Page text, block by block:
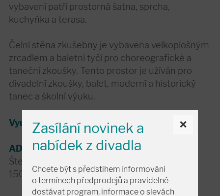
vybavení patří prostorná šatna, sprcha,
kuchyňka a terasa.
Čelní stěna zkušebny je vybavena velkoplošným
zrcadlem a baletní tyčí pro choreografické a
taneční zkoušky. Tento prostor je užíván pro
divadelní zkoušky, balet, moderní a historický
tanec a školní výuku.
Využitelná plocha zkušebny je 80 m2.
ADRESA:
Štefánikova 57 (3. patro)
150 00 Praha 5
×
Zasílání novinek a
nabídek z divadla
Chcete být s předstihem informováni
o termínech předprodejů a pravidelně
dostávat program, informace o slevách